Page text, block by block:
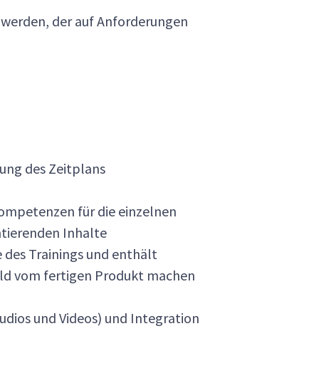
der auf Anforderungen
des Zeitplans
für die einzelnen
Inhalte
Trainings und enthält
vom fertigen Produkt machen
und Videos) und Integration